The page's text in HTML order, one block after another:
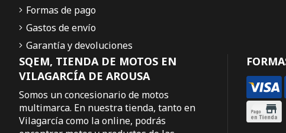
SQEM, TIENDA DE MOTOS EN
VILAGARCÍA DE AROUSA
Somos un concesionario de motos
multimarca. En nuestra tienda, tanto en
Vilagarcía como la online, podrás
Formas de pago
Gastos de envío
Garantía y devoluciones